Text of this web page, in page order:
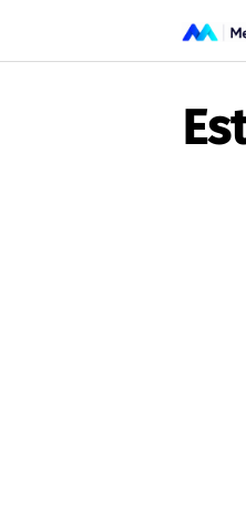
contenido